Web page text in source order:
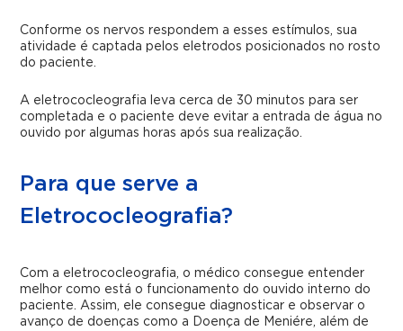
Conforme os nervos respondem a esses estímulos, sua
atividade é captada pelos eletrodos posicionados no rosto
do paciente.
A eletrococleografia leva cerca de 30 minutos para ser
completada e o paciente deve evitar a entrada de água no
ouvido por algumas horas após sua realização.
Para que serve a
Eletrococleografia?
Com a eletrococleografia, o médico consegue entender
melhor como está o funcionamento do ouvido interno do
paciente. Assim, ele consegue diagnosticar e observar o
avanço de doenças como a Doença de Meniére, além de